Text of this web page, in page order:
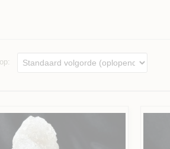
op: